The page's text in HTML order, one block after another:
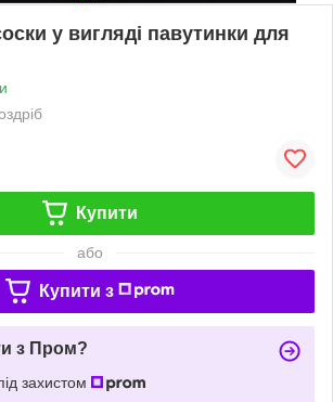
у вигляді павутинки для
Купити
або
Купити з
з Пром?
захистом